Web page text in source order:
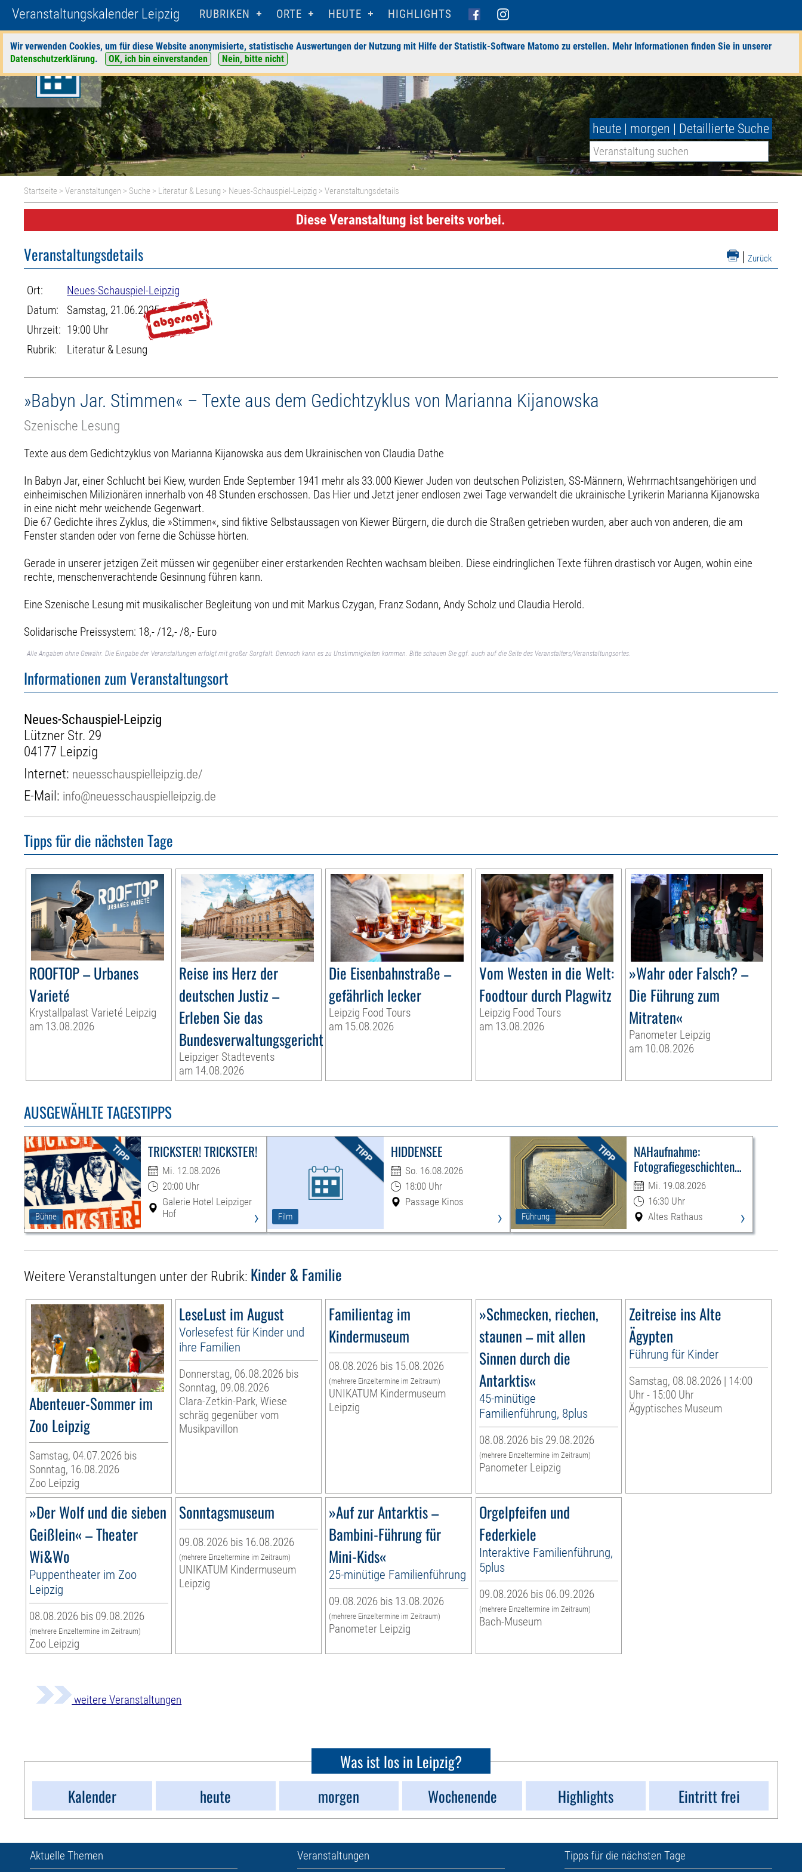
Veranstaltungskalender Leipzig RUBRIKEN ORTE HEUTE HIGHLIGHTS
Wir verwenden Cookies, um für diese Website anonymisierte, statistische Auswertungen der Nutzung mit Hilfe der Statistik-Software Matomo zu erstellen. Mehr Informationen finden Sie in unserer
Datenschutzerklärung. OK, ich bin einverstanden Nein, bitte nicht
heute | morgen | Detaillierte Suche
Startseite >Veranstaltungen > Suche > Literatur & Lesung > Neues-Schauspiel-Leipzig > Veranstaltungsdetails
Diese Veranstaltung ist bereits vorbei.
| Zurück
Veranstaltungsdetails
Ort:
Neues-Schauspiel-Leipzig
Datum:
Samstag, 21.06.2025
Uhrzeit: 19:00 Uhr
Rubrik:
Literatur & Lesung
»Babyn Jar. Stimmen« – Texte aus dem Gedichtzyklus von Marianna Kijanowska
Szenische Lesung
Texte aus dem Gedichtzyklus von Marianna Kijanowska aus dem Ukrainischen von Claudia Dathe
In Babyn Jar, einer Schlucht bei Kiew, wurden Ende September 1941 mehr als 33.000 Kiewer Juden von deutschen Polizisten, SS-Männern, Wehrmachtsangehörigen und
einheimischen Milizionären innerhalb von 48 Stunden erschossen. Das Hier und Jetzt jener endlosen zwei Tage verwandelt die ukrainische Lyrikerin Marianna Kijanowska
in eine nicht mehr weichende Gegenwart.
Die 67 Gedichte ihres Zyklus, die »Stimmen«, sind fiktive Selbstaussagen von Kiewer Bürgern, die durch die Straßen getrieben wurden, aber auch von anderen, die am
Fenster standen oder von ferne die Schüsse hörten.
Gerade in unserer jetzigen Zeit müssen wir gegenüber einer erstarkenden Rechten wachsam bleiben. Diese eindringlichen Texte führen drastisch vor Augen, wohin eine
rechte, menschenverachtende Gesinnung führen kann.
Eine Szenische Lesung mit musikalischer Begleitung von und mit Markus Czygan, Franz Sodann, Andy Scholz und Claudia Herold.
Solidarische Preissystem: 18,- /12,- /8,- Euro
Alle Angaben ohne Gewähr. Die Eingabe der Veranstaltungen erfolgt mit großer Sorgfalt. Dennoch kann es zu Unstimmigkeiten kommen. Bitte schauen Sie ggf. auch auf die Seite des Veranstalters/Veranstaltungsortes.
Informationen zum Veranstaltungsort
Neues-Schauspiel-Leipzig
Lützner Str. 29
04177 Leipzig
Internet: neuesschauspielleipzig.de/
E-Mail: info@neuesschauspielleipzig.de
Tipps für die nächsten Tage
ROOFTOP – Urbanes
Varieté
Krystallpalast Varieté Leipzig
am 13.08.2026
Reise ins Herz der
deutschen Justiz –
Erleben Sie das
Bundesverwaltungsgericht
Leipziger Stadtevents
am 14.08.2026
Die Eisenbahnstraße –
gefährlich lecker
Leipzig Food Tours
am 15.08.2026
Vom Westen in die Welt:
Foodtour durch Plagwitz
Leipzig Food Tours
am 13.08.2026
»Wahr oder Falsch? –
Die Führung zum
Mitraten«
Panometer Leipzig
am 10.08.2026
AUSGEWÄHLTE TAGESTIPPS
Bühne
TRICKSTER! TRICKSTER!
Mi. 12.08.2026
20:00 Uhr
Galerie Hotel Leipziger
Hof
› Film
HIDDENSEE
So. 16.08.2026
18:00 Uhr
Passage Kinos
› Führung
NAHaufnahme:
Fotografiegeschichten
Leipzigs
Mi. 19.08.2026
16:30 Uhr
Altes Rathaus
›
Weitere Veranstaltungen unter der Rubrik: Kinder & Familie
Abenteuer-Sommer im
Zoo Leipzig
Samstag, 04.07.2026 bis
Sonntag, 16.08.2026
Zoo Leipzig
LeseLust im August
Vorlesefest für Kinder und
ihre Familien
Donnerstag, 06.08.2026 bis
Sonntag, 09.08.2026
Clara-Zetkin-Park, Wiese
schräg gegenüber vom
Musikpavillon
Familientag im
Kindermuseum
08.08.2026 bis 15.08.2026
(mehrere Einzeltermine im Zeitraum)
UNIKATUM Kindermuseum
Leipzig
»Schmecken, riechen,
staunen – mit allen
Sinnen durch die
Antarktis«
45-minütige
Familienführung, 8plus
08.08.2026 bis 29.08.2026
(mehrere Einzeltermine im Zeitraum)
Panometer Leipzig
Zeitreise ins Alte
Ägypten
Führung für Kinder
Samstag, 08.08.2026 | 14:00
Uhr - 15:00 Uhr
Ägyptisches Museum
»Der Wolf und die sieben
Geißlein« – Theater
Wi&Wo
Puppentheater im Zoo
Leipzig
08.08.2026 bis 09.08.2026
(mehrere Einzeltermine im Zeitraum)
Zoo Leipzig
Sonntagsmuseum
09.08.2026 bis 16.08.2026
(mehrere Einzeltermine im Zeitraum)
UNIKATUM Kindermuseum
Leipzig
»Auf zur Antarktis –
Bambini-Führung für
Mini-Kids«
25-minütige Familienführung
09.08.2026 bis 13.08.2026
(mehrere Einzeltermine im Zeitraum)
Panometer Leipzig
Orgelpfeifen und
Federkiele
Interaktive Familienführung,
5plus
09.08.2026 bis 06.09.2026
(mehrere Einzeltermine im Zeitraum)
Bach-Museum
weitere Veranstaltungen
Was ist los in Leipzig?
Kalender
heute morgen Wochenende Highlights Eintritt frei
Aktuelle Themen Veranstaltungen Tipps für die nächsten Tage